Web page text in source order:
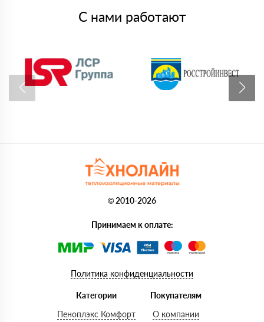
С нами работают
© 2010-2026
Принимаем к оплате:
Политика конфиденциальности
Категории
Пеноплэкс Комфорт
Покупателям
О компании